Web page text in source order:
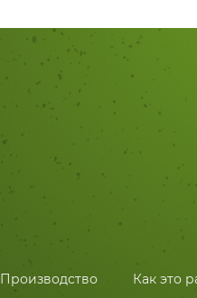
Производство Как это